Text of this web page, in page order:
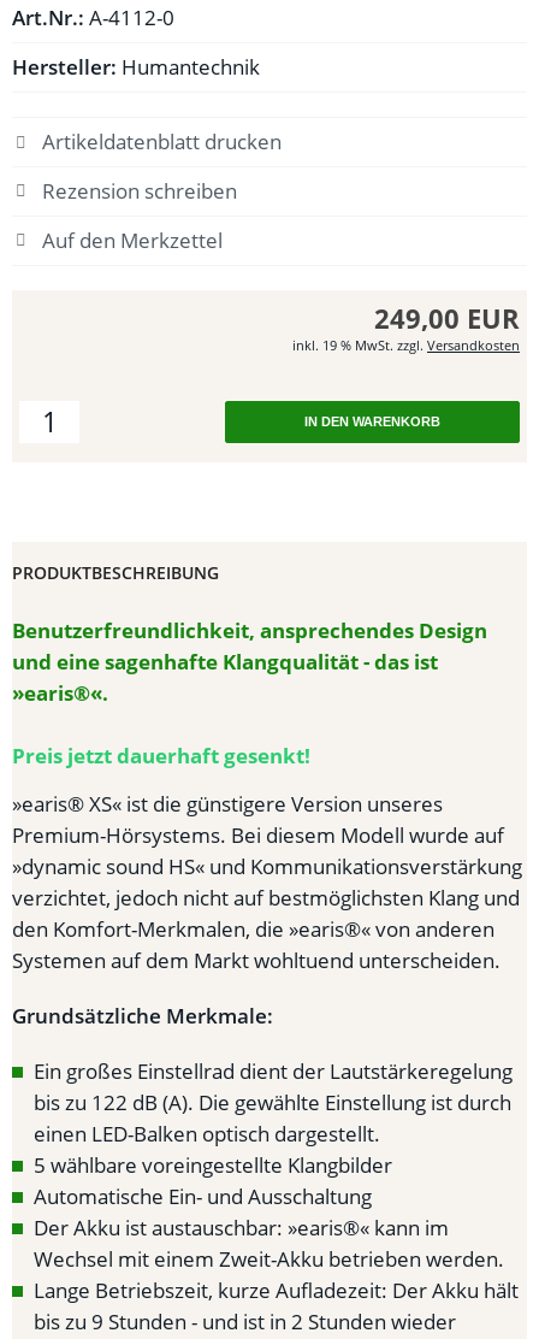
249,00 EUR
inkl. 19 % MwSt. zzgl. Versandkosten
IN DEN WARENKORB
Art.Nr.: A-4112-0
Hersteller: Humantechnik
Artikeldatenblatt drucken
Rezension schreiben
PRODUKTBESCHREIBUNG
Benutzerfreundlichkeit, ansprechendes Design
und eine sagenhafte Klangqualität - das ist
»earis®«.
Preis jetzt dauerhaft gesenkt!
»earis® XS« ist die günstigere Version unseres
Premium-Hörsystems. Bei diesem Modell wurde auf
»dynamic sound HS« und Kommunikationsverstärkung
verzichtet, jedoch nicht auf bestmöglichsten Klang und
den Komfort-Merkmalen, die »earis®« von anderen
Systemen auf dem Markt wohltuend unterscheiden.
Grundsätzliche Merkmale:
Ein großes Einstellrad dient der Lautstärkeregelung
bis zu 122 dB (A). Die gewählte Einstellung ist durch
einen LED-Balken optisch dargestellt.
5 wählbare voreingestellte Klangbilder
Automatische Ein- und Ausschaltung
Der Akku ist austauschbar: »earis®« kann im
Wechsel mit einem Zweit-Akku betrieben werden.
Lange Betriebszeit, kurze Aufladezeit: Der Akku hält
bis zu 9 Stunden - und ist in 2 Stunden wieder